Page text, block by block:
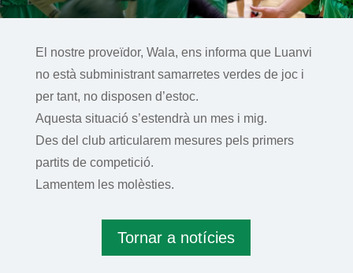
El nostre proveïdor, Wala, ens informa que Luanvi
no està subministrant samarretes verdes de joc i
per tant, no disposen d’estoc.
Aquesta situació s’estendrà un mes i mig.
Des del club articularem mesures pels primers
partits de competició.
Lamentem les molèsties.
Tornar a notícies